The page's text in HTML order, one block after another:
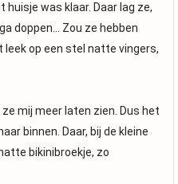
was klaar. Daar lag ze,
doppen… Zou ze hebben
leek op een stel natte vingers,
mij meer laten zien. Dus het
binnen. Daar, bij de kleine
bikinibroekje, zo